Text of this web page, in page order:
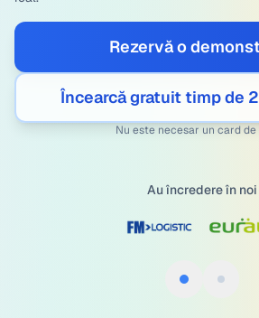
Rezervă o
Încearcă gratuit timp de
Nu este necesar un card
Au încredere în noi